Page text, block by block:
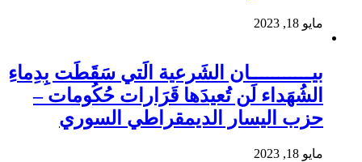
مايو 18, 2023
بيـــــــــــان الشَرعية الَتي سَقَطَت بِدِماءِ
الشُهَداء لَن تُعيدَها قَرَارات حُكُومات –
حزب اليسار الديمقراطي السوري
مايو 18, 2023